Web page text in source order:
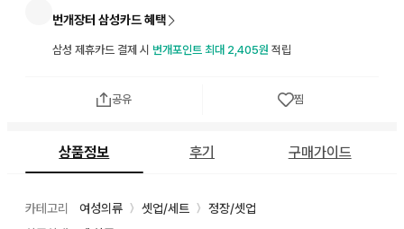
번개장터 삼성카드 혜택
삼성 제휴카드 결제 시 번개포인트 최대 2,405원 적립
공유 찜
상품정보 후기 구매가이드
카테고리 여성의류 〉 셋업/세트 〉
정장/셋업